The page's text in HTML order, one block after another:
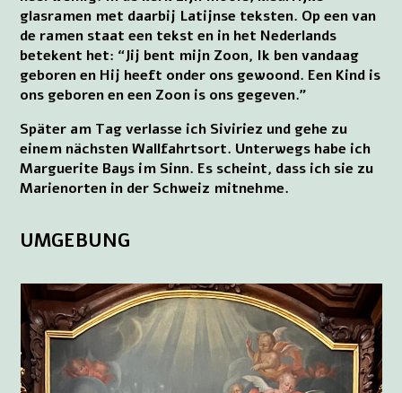
glasramen met daarbij Latijnse teksten. Op een van
de ramen staat een tekst en in het Nederlands
betekent het: “Jij bent mijn Zoon, Ik ben vandaag
geboren en Hij heeft onder ons gewoond. Een Kind is
ons geboren en een Zoon is ons gegeven.”
Später am Tag verlasse ich Siviriez und gehe zu
einem nächsten Wallfahrtsort. Unterwegs habe ich
Marguerite Bays im Sinn. Es scheint, dass ich sie zu
Marienorten in der Schweiz mitnehme.
UMGEBUNG